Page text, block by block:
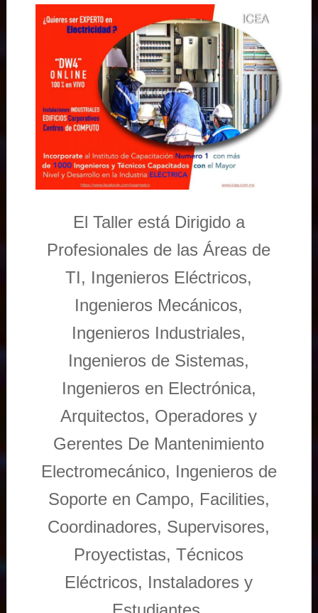
El Taller está Dirigido a
Profesionales de las Áreas de
TI, Ingenieros Eléctricos,
Ingenieros Mecánicos,
Ingenieros Industriales,
Ingenieros de Sistemas,
Ingenieros en Electrónica,
Arquitectos, Operadores y
Gerentes De Mantenimiento
Electromecánico, Ingenieros de
Soporte en Campo, Facilities,
Coordinadores, Supervisores,
Proyectistas, Técnicos
Eléctricos, Instaladores y